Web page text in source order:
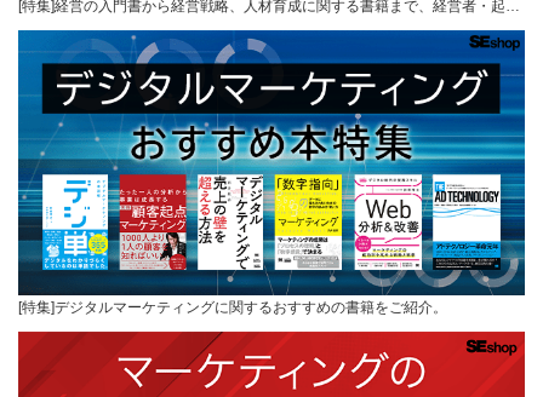
[特集]経営の入門書から経営戦略、人材育成に関する書籍まで、経営者・起…
[特集]デジタルマーケティングに関するおすすめの書籍をご紹介。